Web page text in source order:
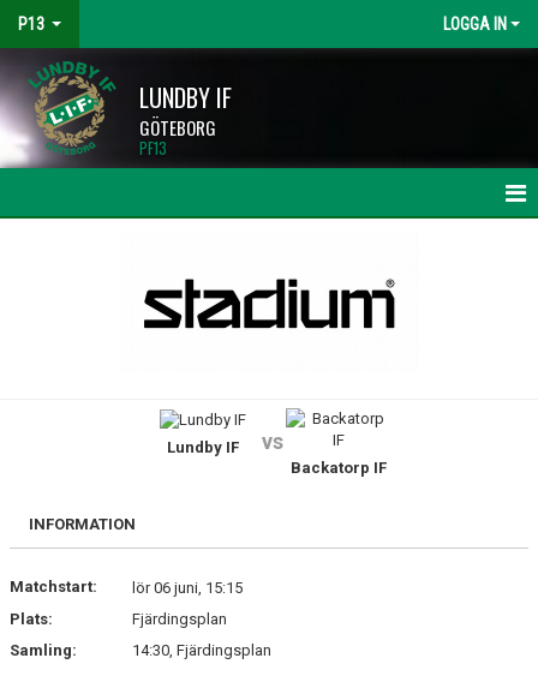
P13 LOGGA IN
LUNDBY IF
GÖTEBORG
PF13
DOKUMENT
Lundby IF vs
Backatorp IF
INFORMATION
Matchstart:
lör 06 juni, 15:15
Plats:
Fjärdingsplan
Samling:
14:30, Fjärdingsplan